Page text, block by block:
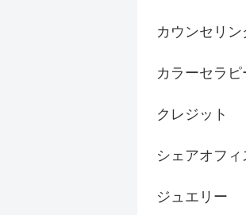
カウンセリン
カラーセラピ
クレジット
シェアオフィ
ジュエリー